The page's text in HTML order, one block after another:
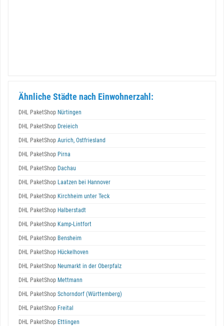
Ähnliche Städte nach Einwohnerzahl:
DHL PaketShop Nürtingen
DHL PaketShop Dreieich
DHL PaketShop Aurich, Ostfriesland
DHL PaketShop Pirna
DHL PaketShop Dachau
DHL PaketShop Laatzen bei Hannover
DHL PaketShop Kirchheim unter Teck
DHL PaketShop Halberstadt
DHL PaketShop Kamp-Lintfort
DHL PaketShop Bensheim
DHL PaketShop Hückelhoven
DHL PaketShop Neumarkt in der Oberpfalz
DHL PaketShop Mettmann
DHL PaketShop Schorndorf (Württemberg)
DHL PaketShop Freital
DHL PaketShop Ettlingen